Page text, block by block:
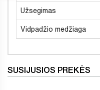
Užsegimas
Vidpadžio medžiaga
SUSIJUSIOS PREKĖS